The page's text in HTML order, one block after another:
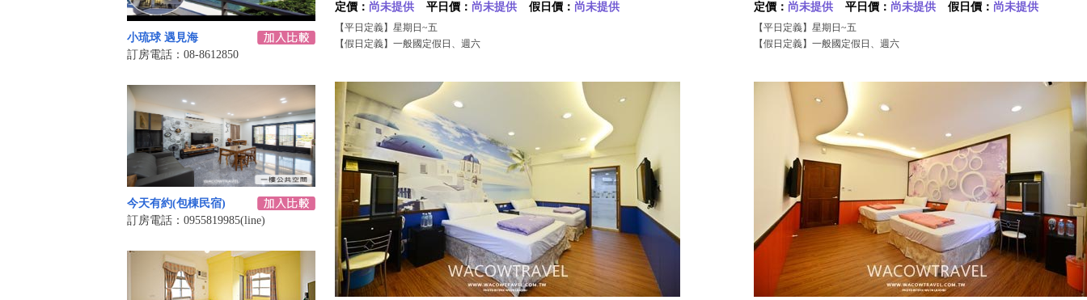
小琉球 遇見海
訂房電話：08-8612850
今天有約(包棟民宿)
訂房電話：0955819985(line)
定價： 尚未提供 平日價： 尚未提供 假日價： 尚未提供
【平日定義】星期日~五
【假日定義】一般國定假日、週六
定價： 尚未提供 平日價： 尚未提供 假日價： 尚未提供
【平日定義】星期日~五
【假日定義】一般國定假日、週六